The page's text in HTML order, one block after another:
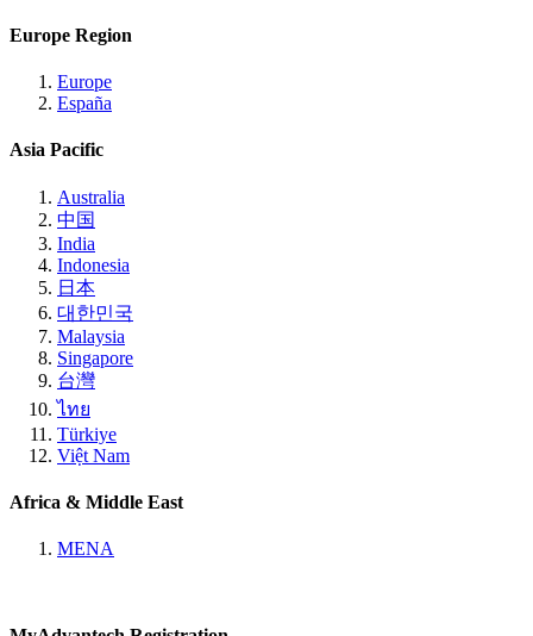
Europe Region
Europe
España
Asia Pacific
Australia
中国
India
Indonesia
日本
대한민국
Malaysia
Singapore
台灣
ไทย
Türkiye
Việt Nam
Africa & Middle East
MENA